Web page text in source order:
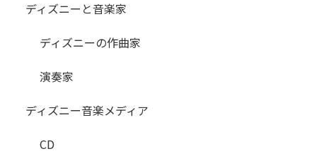
ディズニーと音楽家
ディズニーの作曲家
演奏家
ディズニー音楽メディア
CD